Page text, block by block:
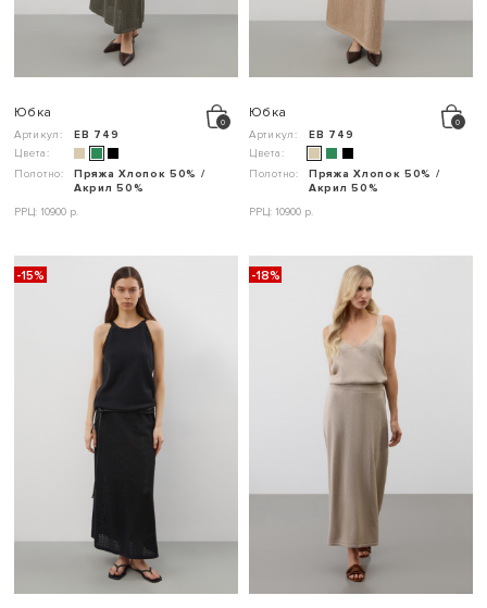
Юбка
Артикул:
ЕВ 749
Цвета:
Полотно:
Пряжа Хлопок 50% /
Акрил 50%
РРЦ: 10900 р.
Юбка
Артикул:
ЕВ 749
Цвета:
Полотно:
Пряжа Хлопок 50% /
Акрил 50%
РРЦ: 10900 р.
-15% -18%